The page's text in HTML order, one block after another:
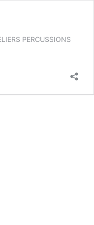
PERCUSSIONS